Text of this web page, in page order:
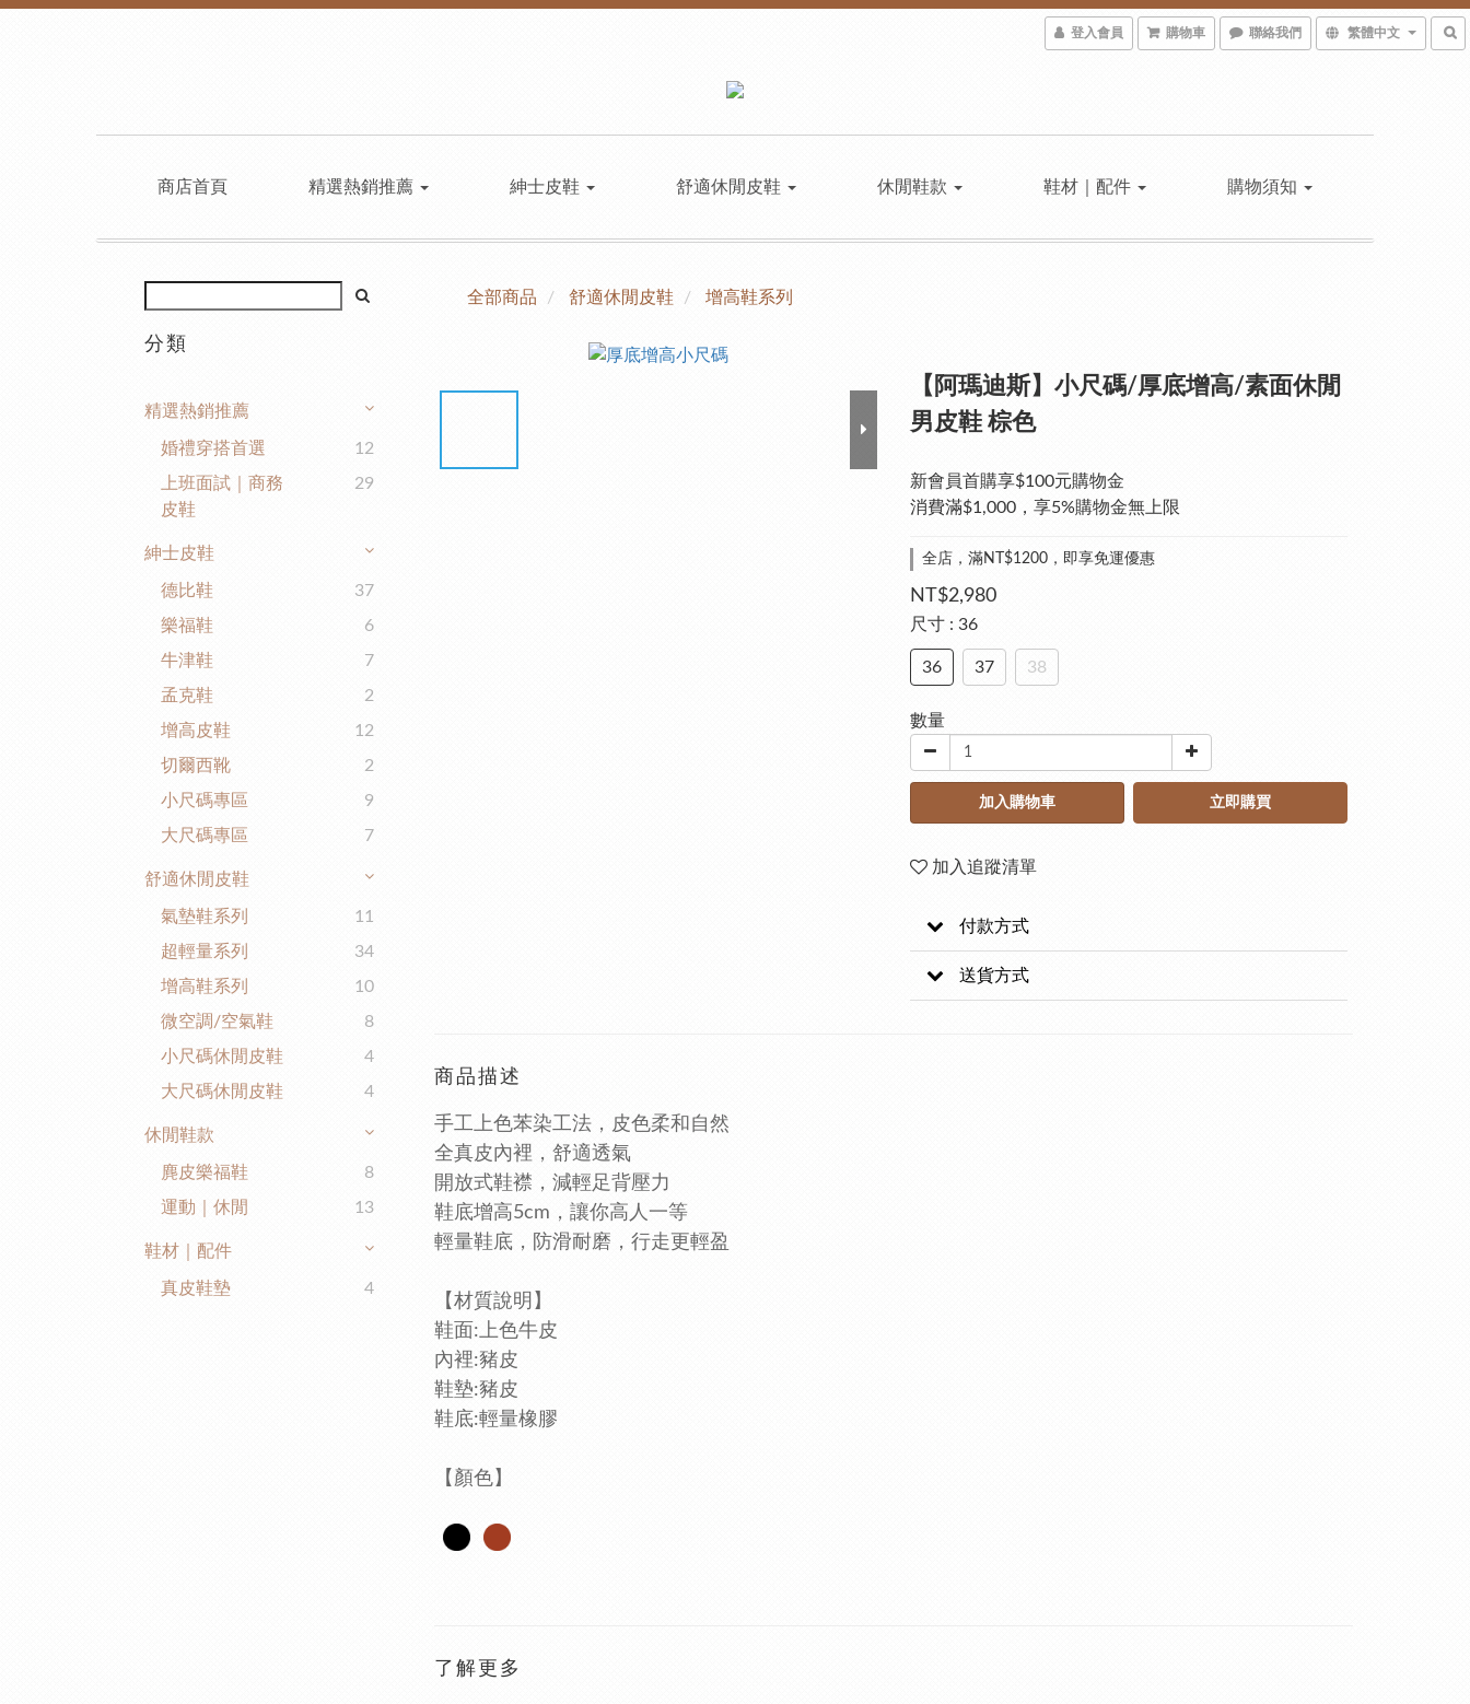
登入會員 購物車 聯絡我們 繁體中文
商店首頁 精選熱銷推薦 紳士皮鞋 舒適休閒皮鞋 休閒鞋款 鞋材｜配件 購物須知
分類
精選熱銷推薦
婚禮穿搭首選
12
上班面試｜商務
皮鞋
29
紳士皮鞋
德比鞋
37
樂福鞋
6
牛津鞋
7
孟克鞋
2
增高皮鞋
12
切爾西靴
2
小尺碼專區
9
大尺碼專區
7
舒適休閒皮鞋
氣墊鞋系列
11
超輕量系列
34
增高鞋系列
10
微空調/空氣鞋
8
小尺碼休閒皮鞋
4
大尺碼休閒皮鞋
4
休閒鞋款
麂皮樂福鞋
8
運動｜休閒
13
鞋材｜配件
真皮鞋墊 4
全部商品 舒適休閒皮鞋 增高鞋系列
【阿瑪迪斯】小尺碼/厚底增高/素面休閒
男皮鞋 棕色
新會員首購享$100元購物金
消費滿$1,000，享5%購物金無上限
全店，滿NT$1200，即享免運優惠
NT$2,980
尺寸 : 36
36 37 38
數量
加入購物車 立即購買
加入追蹤清單
付款方式
送貨方式
商品描述
手工上色苯染工法，皮色柔和自然
全真皮內裡，舒適透氣
開放式鞋襟，減輕足背壓力
鞋底增高5cm，讓你高人一等
輕量鞋底，防滑耐磨，行走更輕盈
【材質說明】
鞋面:上色牛皮
內裡:豬皮
鞋墊:豬皮
鞋底:輕量橡膠
【顏色】
了解更多